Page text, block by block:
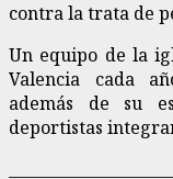
contra la trata de
Un equipo de la
Valencia cada
además de su
deportistas